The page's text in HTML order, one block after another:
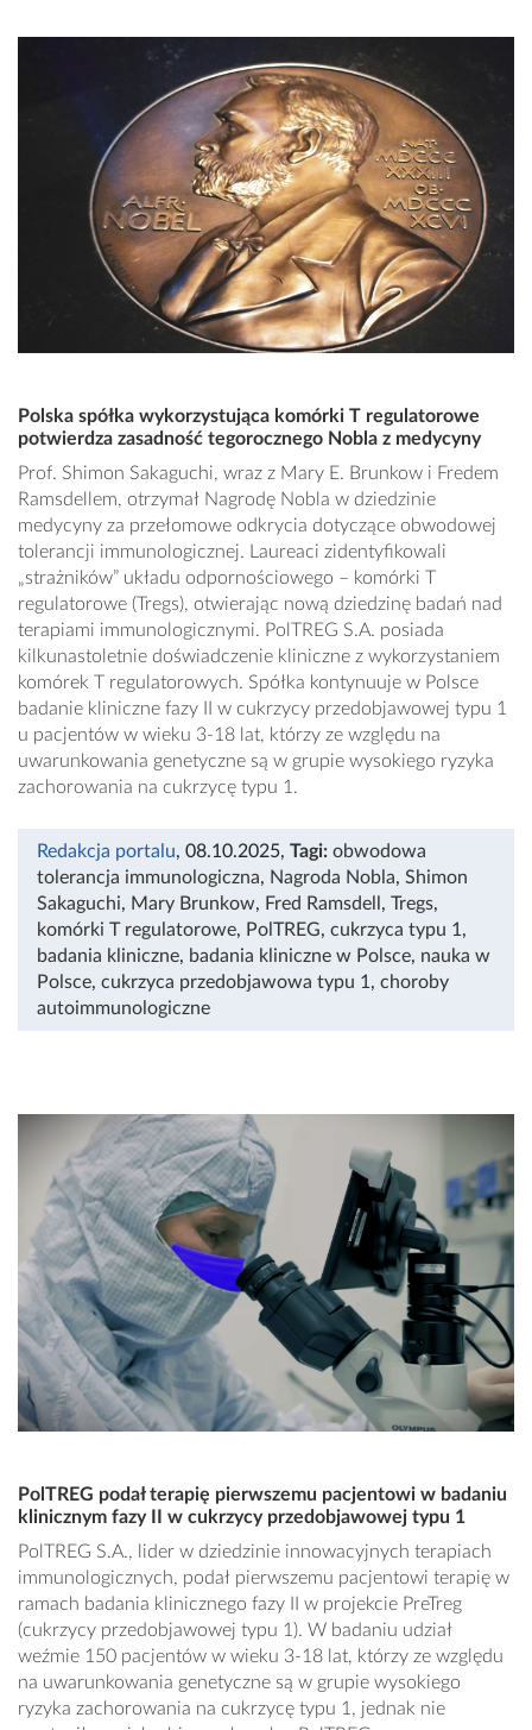
Polska spółka wykorzystująca komórki T regulatorowe
potwierdza zasadność tegorocznego Nobla z medycyny
Prof. Shimon Sakaguchi, wraz z Mary E. Brunkow i Fredem
Ramsdellem, otrzymał Nagrodę Nobla w dziedzinie
medycyny za przełomowe odkrycia dotyczące obwodowej
tolerancji immunologicznej. Laureaci zidentyfikowali
„strażników” układu odpornościowego – komórki T
regulatorowe (Tregs), otwierając nową dziedzinę badań nad
terapiami immunologicznymi. PolTREG S.A. posiada
kilkunastoletnie doświadczenie kliniczne z wykorzystaniem
komórek T regulatorowych. Spółka kontynuuje w Polsce
badanie kliniczne fazy II w cukrzycy przedobjawowej typu 1
u pacjentów w wieku 3-18 lat, którzy ze względu na
uwarunkowania genetyczne są w grupie wysokiego ryzyka
zachorowania na cukrzycę typu 1.
Redakcja portalu, 08.10.2025, Tagi: obwodowa
tolerancja immunologiczna, Nagroda Nobla, Shimon
Sakaguchi, Mary Brunkow, Fred Ramsdell , Tregs,
komórki T regulatorowe, PolTREG, cukrzyca typu 1 ,
badania kliniczne, badania kliniczne w Polsce, nauka w
Polsce, cukrzyca przedobjawowa typu 1 , choroby
autoimmunologiczne
PolTREG podał terapię pierwszemu pacjentowi w badaniu
klinicznym fazy II w cukrzycy przedobjawowej typu 1
PolTREG S.A., lider w dziedzinie innowacyjnych terapiach
immunologicznych, podał pierwszemu pacjentowi terapię w
ramach badania klinicznego fazy II w projekcie PreTreg
(cukrzycy przedobjawowej typu 1). W badaniu udział
weźmie 150 pacjentów w wieku 3-18 lat, którzy ze względu
na uwarunkowania genetyczne są w grupie wysokiego
ryzyka zachorowania na cukrzycę typu 1, jednak nie